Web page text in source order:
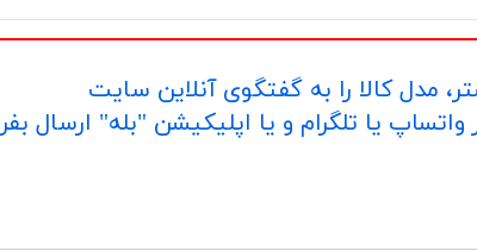
مدل کالا را به گفتگوی آنلاین سایت